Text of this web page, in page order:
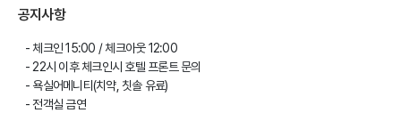
공지사항
- 체크인 15:00 / 체크아웃 12:00
- 22시 이후 체크인시 호텔 프론트 문의
- 욕실어메니티(치약, 칫솔 유료)
- 전객실 금연